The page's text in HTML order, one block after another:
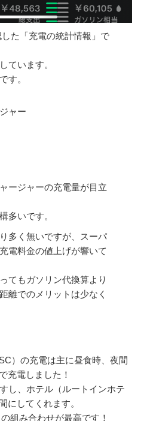
た「充電の統計情報」で
ています。
す。
ャー
ージャーの充電量が目立
多いです。
多く無いですが、スーパ
電料金の値上げが響いて
てもガソリン代換算より
離でのメリットは少なく
）の充電は主に昼食時、夜間
充電しました！
し、ホテル（ルートインホテ
にしてくれます。
組み合わせが最高です！